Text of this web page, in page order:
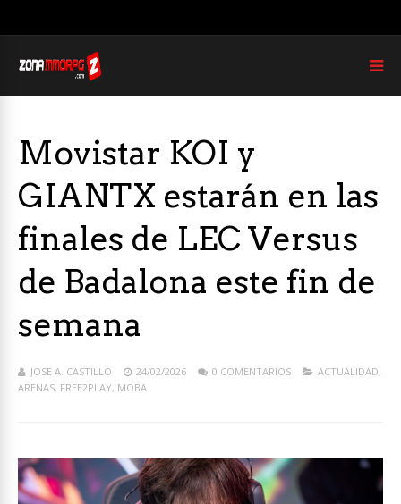
Movistar KOI y
GIANTX estarán en las
finales de LEC Versus
de Badalona este fin de
semana
JOSE A. CASTILLO 24/02/2026 0 COMENTARIOS ACTUALIDAD,
ARENAS, FREE2PLAY, MOBA